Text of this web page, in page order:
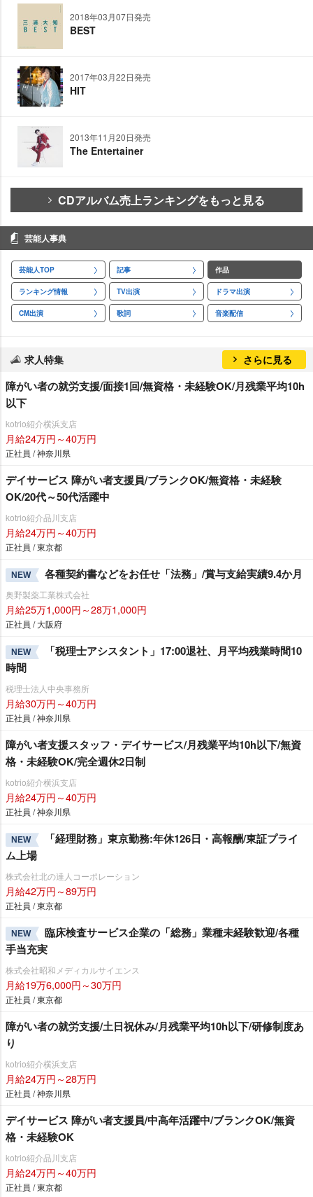
2018年03月07日発売
BEST
2017年03月22日発売
HIT
2013年11月20日発売
The Entertainer
CDアルバム売上ランキングをもっと見る
芸能人事典
芸能人TOP 記事 作品
ランキング情報 TV出演 ドラマ出演
CM出演 歌詞 音楽配信
求人特集 さらに見る
障がい者の就労支援/面接1回/無資格・未経験OK/月残業平均10h
以下
kotrio紹介横浜支店
月給24万円～40万円
正社員 / 神奈川県
デイサービス 障がい者支援員/ブランクOK/無資格・未経験
OK/20代～50代活躍中
kotrio紹介品川支店
月給24万円～40万円
正社員 / 東京都
NEW 各種契約書などをお任せ「法務」/賞与支給実績9.4か月
奥野製薬工業株式会社
月給25万1,000円～28万1,000円
正社員 / 大阪府
NEW
「税理士アシスタント」17:00退社、月平均残業時間10
時間
税理士法人中央事務所
月給30万円～40万円
正社員 / 神奈川県
障がい者支援スタッフ・デイサービス/月残業平均10h以下/無資
格・未経験OK/完全週休2日制
kotrio紹介横浜支店
月給24万円～40万円
正社員 / 神奈川県
NEW
「経理財務」東京勤務:年休126日・高報酬/東証プライ
ム上場
株式会社北の達人コーポレーション
月給42万円～89万円
正社員 / 東京都
NEW
臨床検査サービス企業の「総務」業種未経験歓迎/各種
手当充実
株式会社昭和メディカルサイエンス
月給19万6,000円～30万円
正社員 / 東京都
障がい者の就労支援/土日祝休み/月残業平均10h以下/研修制度あ
り
kotrio紹介横浜支店
月給24万円～28万円
正社員 / 神奈川県
デイサービス 障がい者支援員/中高年活躍中/ブランクOK/無資
格・未経験OK
kotrio紹介品川支店
月給24万円～40万円
正社員 / 東京都